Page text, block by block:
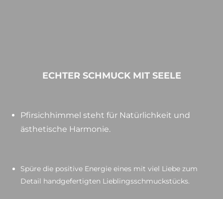
ECHTER SCHMUCK MIT SEELE
Pfirsichhimmel steht für Natürlichkeit und
ästhetische Harmonie.
Spüre die positive Energie eines mit viel Liebe zum
Detail handgefertigten Lieblingsschmuckstücks.